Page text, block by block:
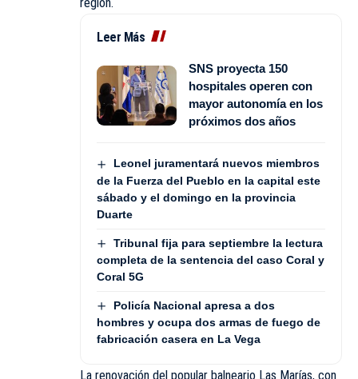
región.
Leer Más
SNS proyecta 150
hospitales operen con
mayor autonomía en los
próximos dos años
Leonel juramentará nuevos miembros
de la Fuerza del Pueblo en la capital este
sábado y el domingo en la provincia
Duarte
Tribunal fija para septiembre la lectura
completa de la sentencia del caso Coral y
Coral 5G
Policía Nacional apresa a dos
hombres y ocupa dos armas de fuego de
fabricación casera en La Vega
La renovación del popular balneario Las Marías, con